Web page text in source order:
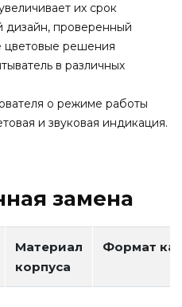
их срок
дизайн, проверенный
цветовые решения
в различных
о режиме работы
и звуковая индикация.
замена
Материал
корпуса
Формат